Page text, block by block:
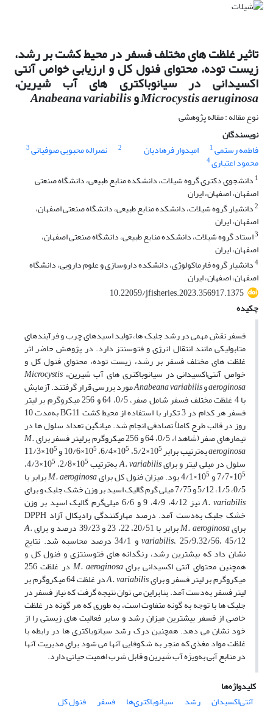
تاثیر غلظت های مختلف فسفر در محیط کشت بر رشد،
زیست توده، محتوای فنول کل و ارزیابی خواص آنتی
اکسیدانی در سیانوباکتری های آب شیرین،
Microcystis aeruginosaوAnabeana variabilis
نوع مقاله : مقاله پژوهشی
نویسندگان
فاطمه رستمی1 امیدوار فرهادیان 2 نصراله محبوبی صوفیانی3
محمود اعتباری4
1 دانشجوی دکتری گروه شیلات، دانشکده منابع طبیعی، دانشگاه صنعتی
اصفهان، اصفهان، ایران
2دانشیار گروه شیلات، دانشکده منابع طبیعی، دانشگاه صنعتی اصفهان،
اصفهان، ایران
3استاد گروه شیلات، دانشکده منابع طبیعی، دانشگاه صنعتی اصفهان،
اصفهان، ایران
4دانشیار گروه فارماکولوژی، دانشکده داروسازی و علوم دارویی، دانشگاه
اصفهان، اصفهان، ایران
10.22059/jfisheries.2023.356917.1375
چکیده
فسفر نقش مهمی در رشد جلبک­ ها، تولید اسیدهای چرب و فرآیندهای
متابولیکی مانند انتقال انرژی و فتوسنتز دارد. در پژوهش حاضر اثر
غلظت­ های مختلف فسفر بر رشد، زیست­ توده، محتوای فنول کل و
خواص آنتی‌اکسیدانی در سیانوباکتری­ های آب شیرین، Microcystis
aeroginosaوAnabeana variabilisمورد بررسی قرار گرفتند. آزمایش
با 4 غلظت مختلف فسفر شامل صفر، 0/5، 64 و 256 میکروگرم بر لیتر
فسفر هر کدام در 3 تکرار با استفاده از محیط کشت BG11 به‌مدت 10
روز در قالب طرح کاملاً تصادفی انجام شد. میانگین تعداد سلول­ ها در
تیمارهای صفر (شاهد)، 0/5، 64 و 256 میکروگرم برلیتر فسفر برای M.
aeroginosaبه‌ترتیب برابر 105 ×5/2، 10 5 ×6/4، 10 5 ×10/6 و 10 5
×11/3
سلول در میلی­ لیتر و برایA. variabilisبه‌ترتیب 10 5 ×2/8، 10 5 ×4/3،
105 ×7/7 و 10 5 ×4/1 بود. میزان فنول کل برای M. aeroginosaبرابر با
0/5، 1/5، 5/12 و 7/75 میلی­ گرم گالیک اسید بر وزن خشک جلبک و برای
A. variabilis نیز 4/12، 4/9، 9 و 6/6 میلی‌گرم گالیک اسید بر وزن
خشک جلبک به‌دست آمد. درصد مهارکنندگی رادیکال آزاد DPPH
برایM. aeroginosaبرابر با 20/51، 22، 23 و 39/23 درصد و برای A.
variabilis ، 25/9،32/56، 45/12 و 34/1 درصد محاسبه شد. نتایج
نشان داد که بیشترین رشد، رنگدانه­ های فتوسنتزی و فنول کل و
همچنین محتوای آنتی ­اکسیدانی برایM. aeroginosa در غلظت 256
میکروگرم بر لیتر فسفر و برایA. variabilis در غلظت 64 میکروگرم بر
لیتر فسفر به‌دست آمد. بنابراین می ­توان نتیجه گرفت که نیاز فسفر در
جلبک­ ها با توجه به گونه متفاوت است، به­ طوری که هر گونه در غلظت
خاصی از فسفر بیش­ترین میزان رشد و سایر فعالیت ­های زیستی را از
خود نشان می ­دهد. همچنین درک رشد سیانوباکتری­ ها در رابطه با
غلظت مواد مغذی که منجر به شکوفایی آن­ها می ­شود برای مدیریت آن­ها
در منابع آبی به‌ویژه آب شیرین و قابل شرب اهمیت حیاتی دارد.
کلیدواژه‌ها
آنتی‌اکسیدان
رشد سیانوباکتری‌ها فسفر
فنول کل